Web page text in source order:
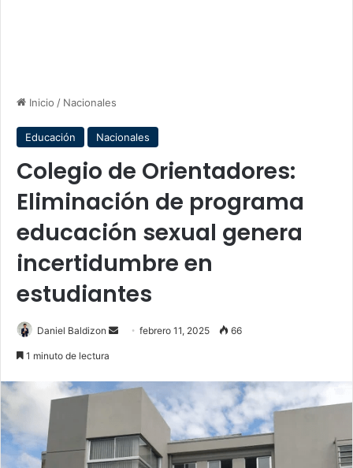
Inicio / Nacionales
Educación Nacionales
Colegio de Orientadores:
Eliminación de programa
educación sexual genera
incertidumbre en
estudiantes
Daniel Baldizon
Sendfebrero 11, 2025 66
1 minuto de lectura